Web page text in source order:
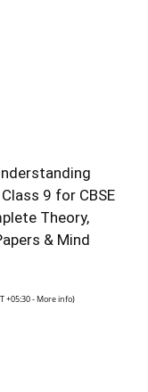
9 for CBSE
Theory,
& Mind
+05:30 -More info)